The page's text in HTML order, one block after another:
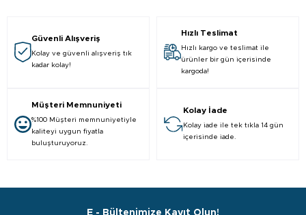
Güvenli Alışveriş
Kolay ve güvenli alışveriş tık
kadar kolay!
Hızlı Teslimat
Hızlı kargo ve teslimat ile
ürünler bir gün içerisinde
kargoda!
Müşteri Memnuniyeti
%100 Müşteri memnuniyetiyle
kaliteyi uygun fiyatla
buluşturuyoruz.
Kolay İade
Kolay iade ile tek tıkla 14 gün
içerisinde iade.
E - Bültenimize Kayıt Olun!